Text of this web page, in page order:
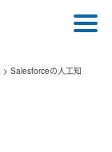
> Salesforceの人工知